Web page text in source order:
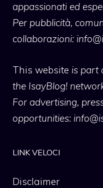
appassionati ed
Per pubblicità,
collaborazioni:
This website is part
the IsayBlog!
For advertising,
opportunities:
LINK VELOCI
Disclaimer